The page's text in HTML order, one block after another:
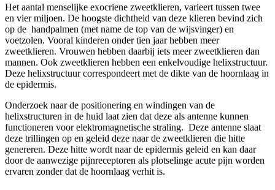
Het aantal menselijke exocriene zweetklieren, varieert tussen twee
en vier miljoen. De hoogste dichtheid van deze klieren bevind zich
op de handpalmen (met name de top van de wijsvinger) en
voetzolen. Vooral kinderen onder tien jaar hebben meer
zweetklieren. Vrouwen hebben daarbij iets meer zweetklieren dan
mannen. Ook zweetklieren hebben een enkelvoudige helixstructuur.
Deze helixstructuur correspondeert met de dikte van de hoornlaag in
de epidermis.
Onderzoek naar de positionering en windingen van de
helixstructuren in de huid laat zien dat deze als antenne kunnen
functioneren voor elektromagnetische straling. Deze antenne slaat
deze trillingen op en geleid deze naar de zweetklieren die hitte
genereren. Deze hitte wordt naar de epidermis geleid en kan daar
door de aanwezige pijnreceptoren als plotselinge acute pijn worden
ervaren zonder dat de hoornlaag verhit is.